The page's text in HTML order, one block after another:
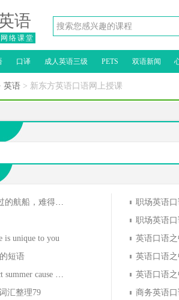
语
网络课堂
口译 成人英语三级 PETS 双语新闻
英语 > 新东方英语口语网上授课
Passing ships 如擦肩而过的航船，难得相遇
is unique to you
短语
Does planning the perfect summer cause problems?
汇整理79
英语口语